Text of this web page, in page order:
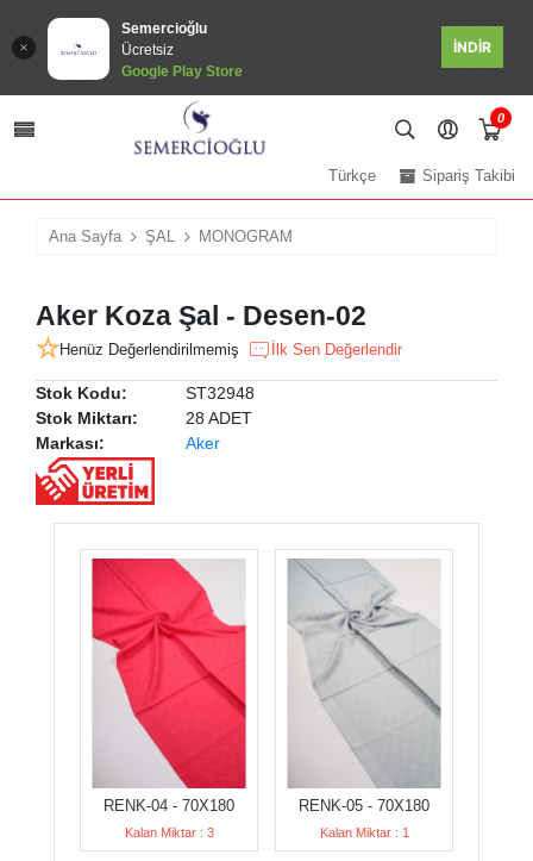
Semercioğlu
Ücretsiz
Google Play Store
İNDİR
0
Sipariş Takibi
Türkçe
Ana Sayfa ŞAL MONOGRAM
Aker Koza Şal - Desen-02
Henüz Değerlendirilmemiş İlk Sen Değerlendir
Stok Kodu:
ST32948
Stok Miktarı:
28 ADET
Markası:
Aker
RENK-04 - 70X180
Kalan Miktar : 3
RENK-05 - 70X180
Kalan Miktar : 1